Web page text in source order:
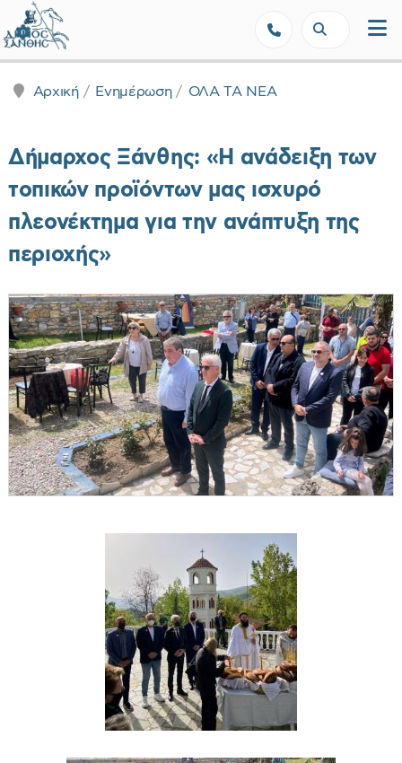
Αρχική Ενημέρωση ΟΛΑ ΤΑ ΝΕΑ
Δήμαρχος Ξάνθης: «Η ανάδειξη των
τοπικών προϊόντων μας ισχυρό
πλεονέκτημα για την ανάπτυξη της
περιοχής»